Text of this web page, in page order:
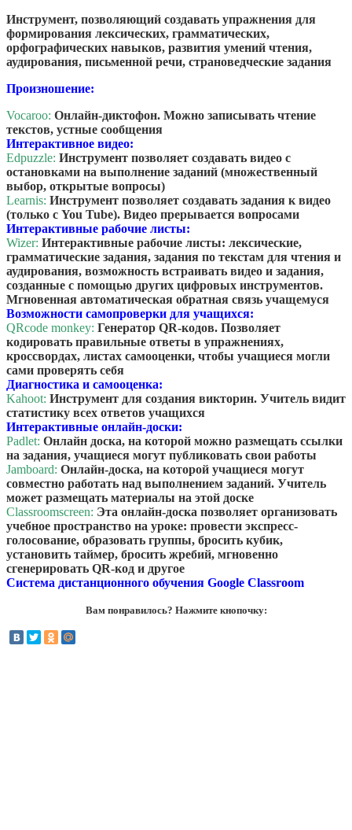
Инструмент, позволяющий создавать упражнения для
формирования лексических, грамматических,
орфографических навыков, развития умений чтения,
аудирования, письменной речи, страноведческие задания
Произношение:
Vocaroo: Онлайн-диктофон. Можно записывать чтение
текстов, устные сообщения
Интерактивное видео:
Edpuzzle: Инструмент позволяет создавать видео с
остановками на выполнение заданий (множественный
выбор, открытые вопросы)
Learnis: Инструмент позволяет создавать задания к видео
(только с You Tube). Видео прерывается вопросами
Интерактивные рабочие листы:
Wizer: Интерактивные рабочие листы: лексические,
грамматические задания, задания по текстам для чтения и
аудирования, возможность встраивать видео и задания,
созданные с помощью других цифровых инструментов.
Мгновенная автоматическая обратная связь учащемуся
Возможности самопроверки для учащихся:
QRcode monkey: Генератор QR-кодов. Позволяет
кодировать правильные ответы в упражнениях,
кроссвордах, листах самооценки, чтобы учащиеся могли
сами проверять себя
Диагностика и самооценка:
Kahoot: Инструмент для создания викторин. Учитель видит
статистику всех ответов учащихся
Интерактивные онлайн-доски:
Padlet: Онлайн доска, на которой можно размещать ссылки
на задания, учащиеся могут публиковать свои работы
Jamboard: Онлайн-доска, на которой учащиеся могут
совместно работать над выполнением заданий. Учитель
может размещать материалы на этой доске
Classroomscreen: Эта онлайн-доска позволяет организовать
учебное пространство на уроке: провести экспресс-
голосование, образовать группы, бросить кубик,
установить таймер, бросить жребий, мгновенно
сгенерировать QR-код и другое
Система дистанционного обучения Google Classroom
Вам понравилось? Нажмите кнопочку: